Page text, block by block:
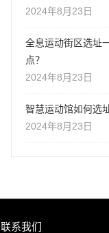
2024年8月23日
全息运动街区选址
点？
2024年8月23日
智慧运动馆如何选
2024年8月23日
联系我们